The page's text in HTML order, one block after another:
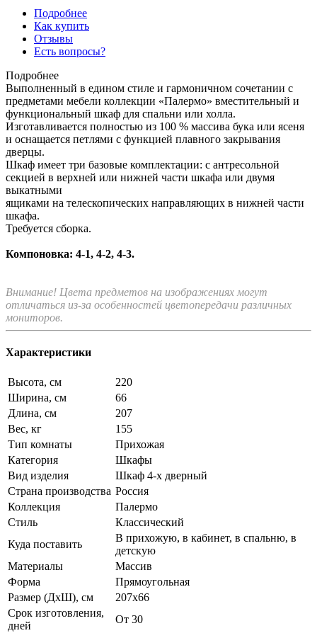
Подробнее
Как купить
Отзывы
Есть вопросы?
Подробнее
Выполненный в едином стиле и гармоничном сочетании с
предметами мебели коллекции «Палермо» вместительный и
функциональный шкаф для спальни или холла.
Изготавливается полностью из 100 % массива бука или ясеня
и оснащается петлями с функцией плавного закрывания
дверцы.
Шкаф имеет три базовые комплектации: c антресольной
секцией в верхней или нижней части шкафа или двумя
выкатными
ящиками на телескопических направляющих в нижней части
шкафа.
Требуется сборка.
Компоновка: 4-1, 4-2, 4-3.
Внимание! Цвета предметов на изображениях могут
отличаться из-за особенностей цветопередачи различных
мониторов.
Характеристики
Высота, см
220
Ширина, см
66
Длина, см
207
Вес, кг
155
Тип комнаты
Прихожая
Категория
Шкафы
Вид изделия
Шкаф 4-х дверный
Страна производства Россия
Коллекция
Палермо
Стиль
Классический
Куда поставить
В прихожую, в кабинет, в спальню, в
детскую
Материалы
Массив
Форма
Прямоугольная
Размер (ДхШ), см
207х66
Срок изготовления,
дней
От 30